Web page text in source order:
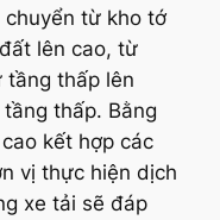
chuyển từ kho tớ
lên cao, từ
tầng thấp lên
thấp. Bằng
kết hợp các
vị thực hiện dịch
xe tải sẽ đáp